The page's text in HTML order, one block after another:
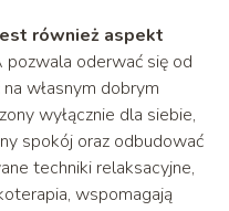
również aspekt
oderwać się od
własnym dobrym
wyłącznie dla siebie,
spokój oraz odbudować
techniki relaksacyjne,
wspomagają